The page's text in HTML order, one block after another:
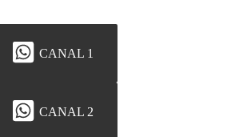
CANAL 1
CANAL 2